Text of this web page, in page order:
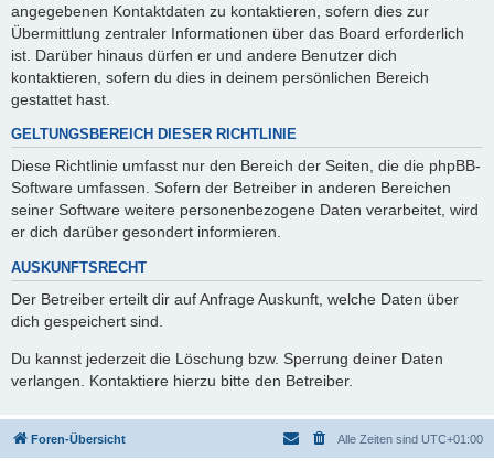
angegebenen Kontaktdaten zu kontaktieren, sofern dies zur
Übermittlung zentraler Informationen über das Board erforderlich
ist. Darüber hinaus dürfen er und andere Benutzer dich
kontaktieren, sofern du dies in deinem persönlichen Bereich
gestattet hast.
GELTUNGSBEREICH DIESER RICHTLINIE
Diese Richtlinie umfasst nur den Bereich der Seiten, die die phpBB-
Software umfassen. Sofern der Betreiber in anderen Bereichen
seiner Software weitere personenbezogene Daten verarbeitet, wird
er dich darüber gesondert informieren.
AUSKUNFTSRECHT
Der Betreiber erteilt dir auf Anfrage Auskunft, welche Daten über
dich gespeichert sind.
Du kannst jederzeit die Löschung bzw. Sperrung deiner Daten
verlangen. Kontaktiere hierzu bitte den Betreiber.
Foren-Übersicht Alle Zeiten sind UTC+01:00